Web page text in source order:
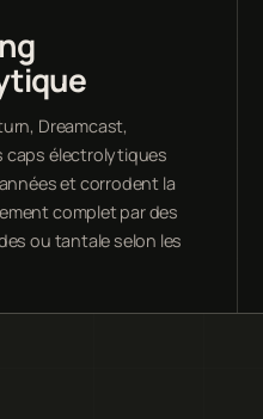
Dreamcast,
caps électrolytiques
et corrodent la
complet par des
ou tantale selon les